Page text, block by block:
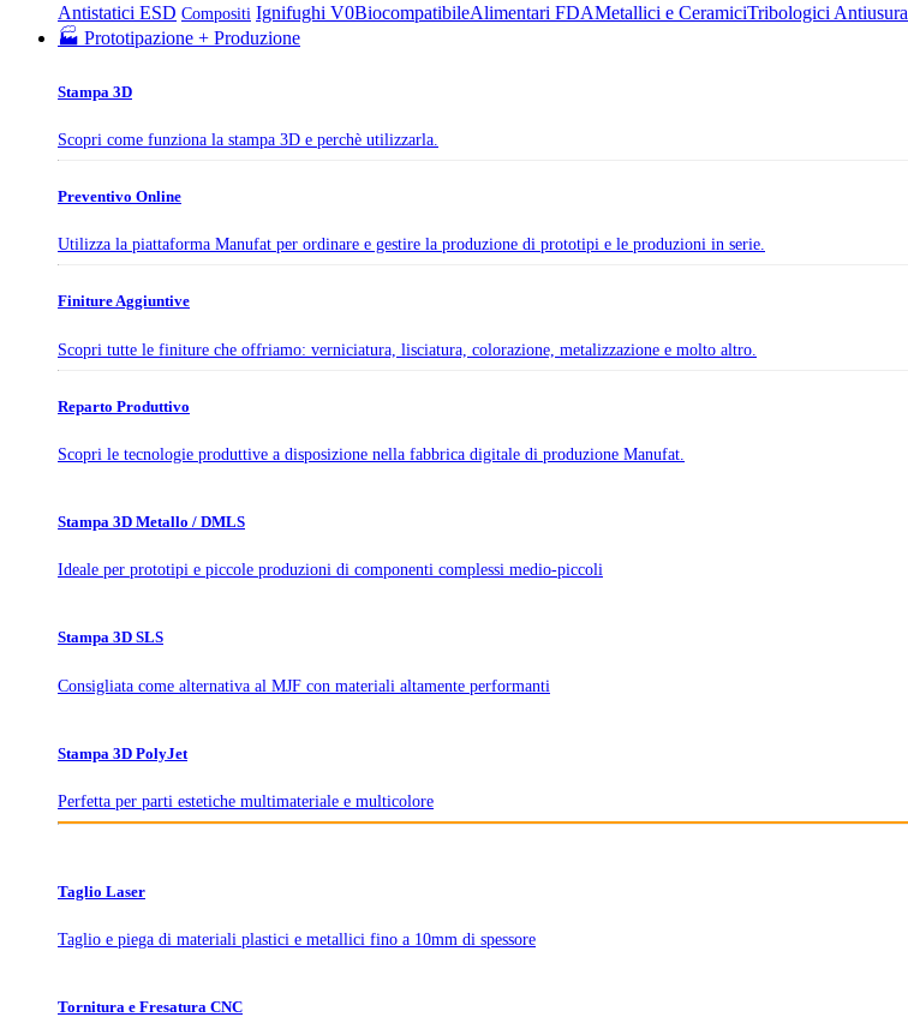
Antistatici ESD Compositi Ignifughi V0BiocompatibileAlimentari FDAMetallici e CeramiciTribologici Antiusura
🏭 Prototipazione + Produzione
Stampa 3D
Scopri come funziona la stampa 3D e perchè utilizzarla.
Preventivo Online
Utilizza la piattaforma Manufat per ordinare e gestire la produzione di prototipi e le produzioni in serie.
Finiture Aggiuntive
Scopri tutte le finiture che offriamo: verniciatura, lisciatura, colorazione, metalizzazione e molto altro.
Reparto Produttivo
Scopri le tecnologie produttive a disposizione nella fabbrica digitale di produzione Manufat.
Stampa 3D Metallo / DMLS
Ideale per prototipi e piccole produzioni di componenti complessi medio-piccoli
Stampa 3D SLS
Consigliata come alternativa al MJF con materiali altamente performanti
Stampa 3D PolyJet
Perfetta per parti estetiche multimateriale e multicolore
Taglio Laser
Taglio e piega di materiali plastici e metallici fino a 10mm di spessore
Tornitura e Fresatura CNC